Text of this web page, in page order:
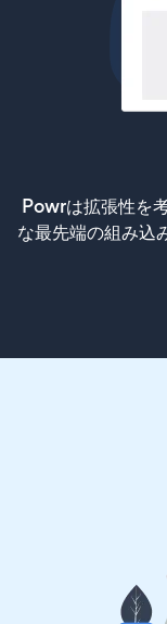
Powrは拡張性を
な最先端の組み込